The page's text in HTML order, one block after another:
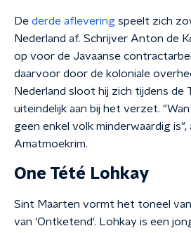
De derde aflevering speelt zich
Nederland af. Schrijver Anton de
op voor de Javaanse
daarvoor door de koloniale
Nederland sloot hij zich tijdens de
uiteindelijk aan bij het verzet.
geen enkel volk minderwaardig
Amatmoekrim.
One Tété Lohkay
Sint Maarten vormt het toneel
van 'Ontketend'. Lohkay is een